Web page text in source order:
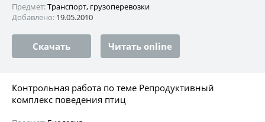
Предмет:Транспорт, грузоперевозки
Добавлено: 19.05.2010
Скачать Читать online
Контрольная работа по теме Репродуктивный
комплекс поведения птиц